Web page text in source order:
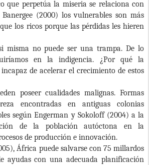
que perpetúa la miseria se relaciona con
(2000) los vulnerables son más
los ricos porque las pérdidas les hieren
misma no puede ser una trampa. De lo
en la indigencia. ¿Por qué la
de acelerar el crecimiento de estos
poseer cualidades malignas. Formas
encontradas en antiguas colonias
según Engerman y Sokoloff (2004) a la
de la población autóctona en la
de producción e innovación.
África puede salvarse con 75 millardos
ayudas con una adecuada planificación